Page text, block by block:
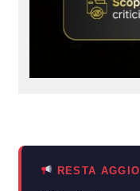
RESTA